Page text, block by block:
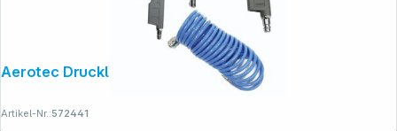
Aerotec Druckluftset 3-tlg.
Artikel-Nr.:572441